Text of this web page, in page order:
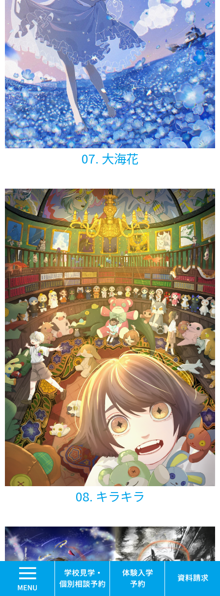
学校見学・個別相
体験入
07. 大海花
08. キラキラ